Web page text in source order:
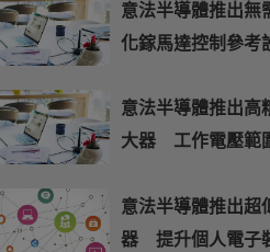
意法半導體推出無
化鎵馬達控制參考
意法半導體推出高
大器 工作電壓範
意法半導體推出超
器 提升個人電子